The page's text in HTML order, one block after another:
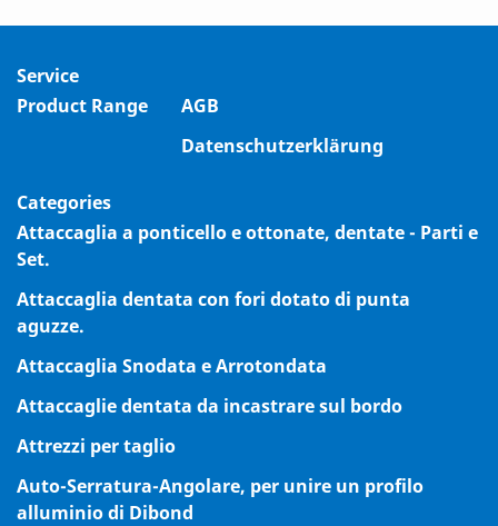
Service
Product Range
AGB
Datenschutzerklärung
Categories
Attaccaglia a ponticello e ottonate, dentate - Parti e
Set.
Attaccaglia dentata con fori dotato di punta
aguzze.
Attaccaglia Snodata e Arrotondata
Attaccaglie dentata da incastrare sul bordo
Attrezzi per taglio
Auto-Serratura-Angolare, per unire un profilo
alluminio di Dibond